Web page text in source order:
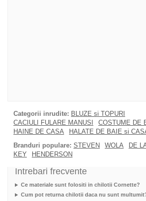
Categorii inrudite: BLUZE si TOPURI
CACIULI FULARE MANUSI
COSTUME DE
HAINE DE CASA
HALATE DE BAIE si
Branduri populare: STEVEN WOLA DE
KEY
HENDERSON
Intrebari frecvente
Ce materiale sunt folositi in chilotii Cornette?
Cum pot returna chilotii daca nu sunt